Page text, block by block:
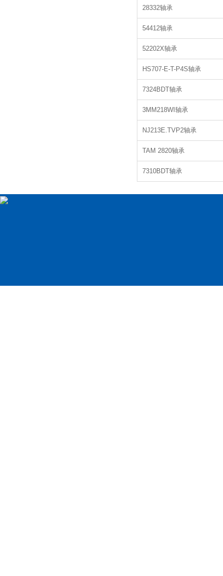
28332轴承
54412轴承
52202X轴承
HS707-E-T-P4S轴承
7324BDT轴承
3MM218WI轴承
NJ213E.TVP2轴承
TAM 2820轴承
7310BDT轴承